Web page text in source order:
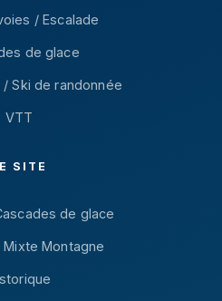
/ Escalade
de glace
Ski de randonnée
VTT
SITE
de glace
Montagne